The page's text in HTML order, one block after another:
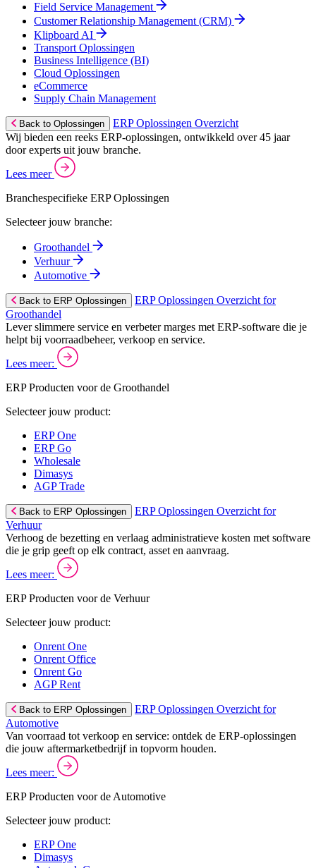
Field Service Management
Customer Relationship Management (CRM)
Klipboard AI
Transport Oplossingen
Business Intelligence (BI)
Cloud Oplossingen
eCommerce
Supply Chain Management
Back to Oplossingen
ERP Oplossingen Overzicht
Wij bieden een reeks ERP-oplossingen, ontwikkeld over 45 jaar
door experts uit jouw branche.
Lees meer
Branchespecifieke ERP Oplossingen
Selecteer jouw branche:
Groothandel
Verhuur
Automotive
Back to ERP Oplossingen
ERP Oplossingen Overzicht for
Groothandel
Lever slimmere service en verbeter marges met ERP-software die je
helpt bij voorraadbeheer, verkoop en service.
Lees meer:
ERP Producten voor de Groothandel
Selecteer jouw product:
ERP One
ERP Go
Wholesale
Dimasys
AGP Trade
Back to ERP Oplossingen
ERP Oplossingen Overzicht for
Verhuur
Verhoog de bezetting en verlaag administratieve kosten met software
die je grip geeft op elk contract, asset en aanvraag.
Lees meer:
ERP Producten voor de Verhuur
Selecteer jouw product:
Onrent One
Onrent Office
Onrent Go
AGP Rent
Back to ERP Oplossingen
ERP Oplossingen Overzicht for
Automotive
Van voorraad tot verkoop en service: ontdek de ERP-oplossingen
die jouw aftermarketbedrijf in topvorm houden.
Lees meer:
ERP Producten voor de Automotive
Selecteer jouw product:
ERP One
Dimasys